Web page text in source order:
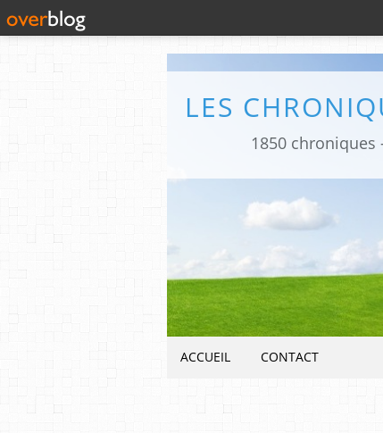
1850
ACCUEIL CONTACT